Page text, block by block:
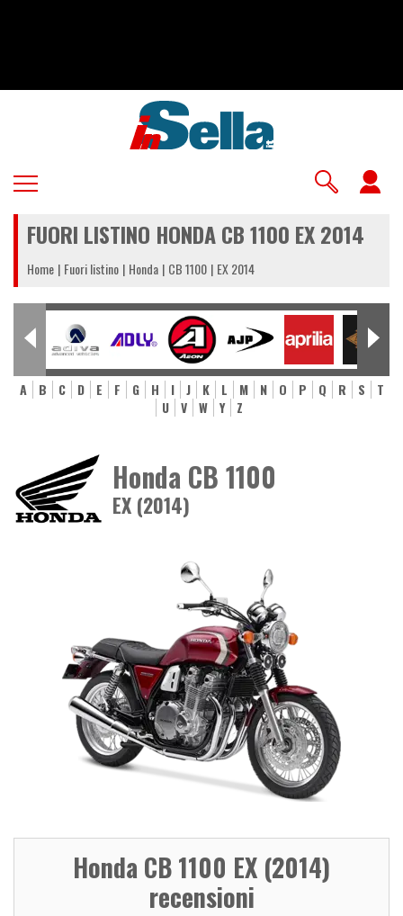
FUORI LISTINO HONDA CB 1100 EX 2014
Home Fuori listino Honda CB 1100 EX 2014
A B C D E F G H I J K L M N O P Q R S
T
U
V W Y Z
Honda CB 1100
EX (2014)
Honda CB 1100 EX (2014)
recensioni